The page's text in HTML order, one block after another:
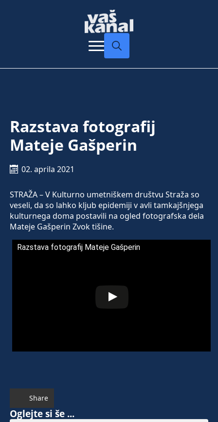
Razstava fotografij
Mateje Gašperin
02. aprila 2021
STRAŽA – V Kulturno umetniškem društvu Straža so
veseli, da so lahko kljub epidemiji v avli tamkajšnjega
kulturnega doma postavili na ogled fotografska dela
Mateje Gašperin Zvok tišine.
Razstava fotografij Mateje Gašperin
Share
Oglejte si še ...